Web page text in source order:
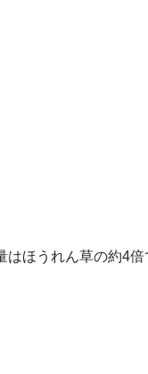
はほうれん草の約4倍